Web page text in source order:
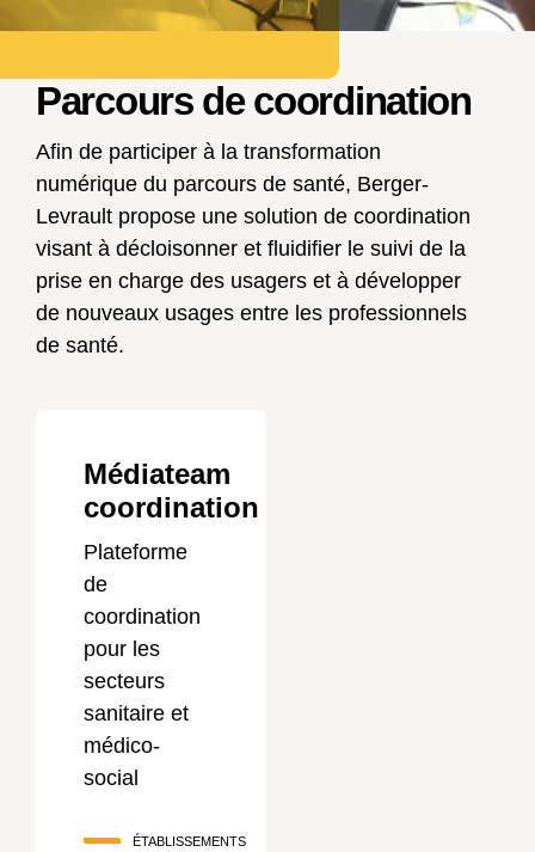
Parcours de coordination
Afin de participer à la transformation
numérique du parcours de santé, Berger-
Levrault propose une solution de coordination
visant à décloisonner et fluidifier le suivi de la
prise en charge des usagers et à développer
de nouveaux usages entre les professionnels
de santé.
Médiateam
coordination
Plateforme
de
coordination
pour les
secteurs
sanitaire et
médico-
social
ÉTABLISSEMENTS